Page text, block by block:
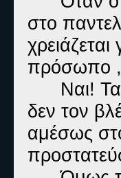
στο
πρόσωπο ,
Ναι!
δεν τον
αμέσως